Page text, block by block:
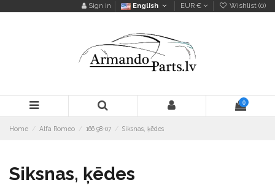
Sign in English EUR € Wishlist (0)
0
Home Alfa Romeo 166 98-07 Siksnas, ķēdes
Siksnas, ķēdes